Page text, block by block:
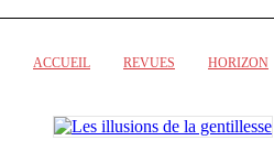
ACCUEIL REVUES HORIZON